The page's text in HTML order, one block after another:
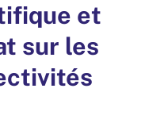
et
sur les